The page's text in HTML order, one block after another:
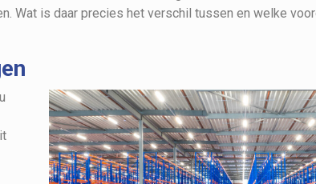
Wat is daar precies het verschil tussen en welke